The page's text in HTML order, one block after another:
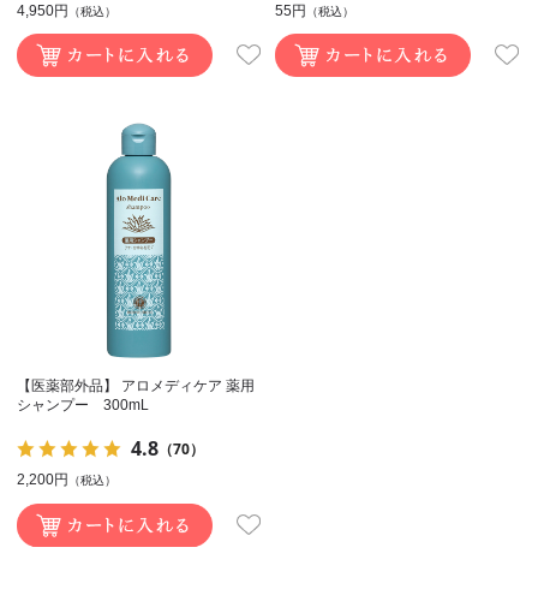
4,950円 （税込） 55円 （税込）
【医薬部外品】 アロメディケア 薬用
シャンプー 300mL
4.8（70）
2,200円 （税込）